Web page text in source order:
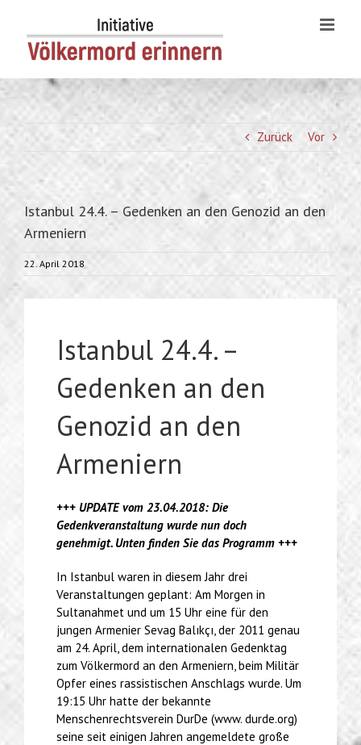
content
Zurück Vor
Istanbul 24.4. – Gedenken an den Genozid an den
Armeniern
22. April 2018
Istanbul 24.4. –
Gedenken an den
Genozid an den
Armeniern
+++ UPDATE vom 23.04.2018: Die
Gedenkveranstaltung wurde nun doch
genehmigt. Unten finden Sie das Programm +++
In Istanbul waren in diesem Jahr drei
Veranstaltungen geplant: Am Morgen in
Sultanahmet und um 15 Uhr eine für den
jungen Armenier Sevag Balıkçı, der 2011 genau
am 24. April, dem internationalen Gedenktag
zum Völkermord an den Armeniern, beim Militär
Opfer eines rassistischen Anschlags wurde. Um
19:15 Uhr hatte der bekannte
Menschenrechtsverein DurDe (www. durde.org)
seine seit einigen Jahren angemeldete große